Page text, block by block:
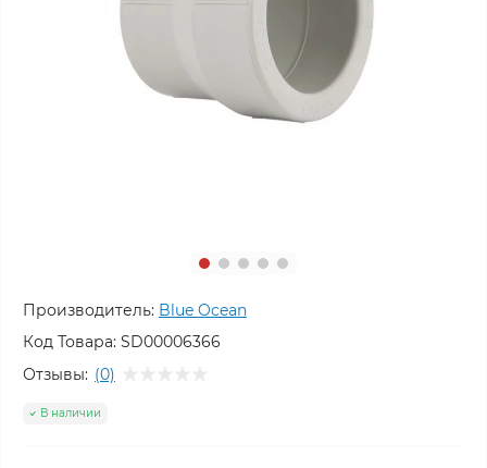
Производитель: Blue Ocean
Код Товара: SD00006366
Отзывы: (0)
В наличии